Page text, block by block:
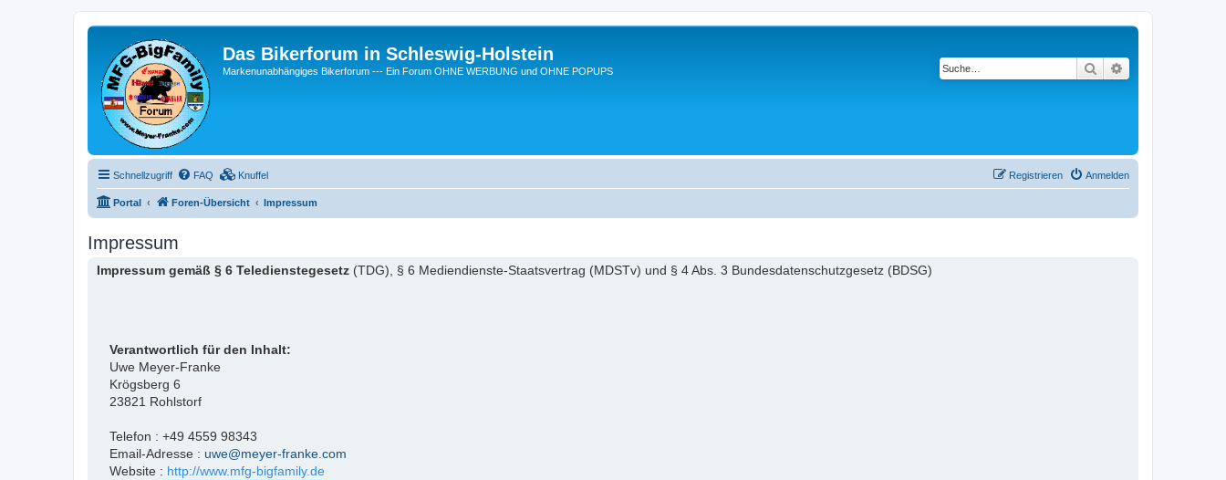
Das Bikerforum in Schleswig-Holstein
Markenunabhängiges Bikerforum --- Ein Forum OHNE WERBUNG und OHNE POPUPS Suche
Schnellzugriff FAQ Knuffel Anmelden
Registrieren
Portal Foren-Übersicht Impressum
Impressum
Impressum gemäß § 6 Teledienstegesetz (TDG), § 6 Mediendienste-Staatsvertrag (MDSTv) und § 4 Abs. 3 Bundesdatenschutzgesetz (BDSG)
Verantwortlich für den Inhalt:
Uwe Meyer-Franke
Krögsberg 6
23821 Rohlstorf
Telefon : +49 4559 98343
Email-Adresse : uwe@meyer-franke.com
Website : http://www.mfg-bigfamily.de